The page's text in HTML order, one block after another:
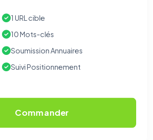
1 URL cible
10 Mots-clés
Soumission Annuaires
Suivi Positionnement
Commander